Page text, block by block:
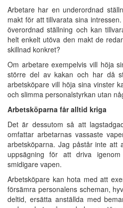
Arbetare har en underordnad
makt för att tillvarata sina
överordnad ställning och kan
helt enkelt utöva den makt de
skillnad konkret?
Om arbetare exempelvis vill höja
större del av kakan och har då
arbetsköpare vill höja sina vinster
och slimma personalstyrkan utan
Arbetsköparna får alltid kriga
Det är dessutom så att
omfattar arbetarnas vassaste
arbetsköparna. Jag påstår inte att
uppsägning för att driva
smidigare vapen.
Arbetsköpare kan hota med att
försämra personalens scheman,
deltid, ersätta anställda med